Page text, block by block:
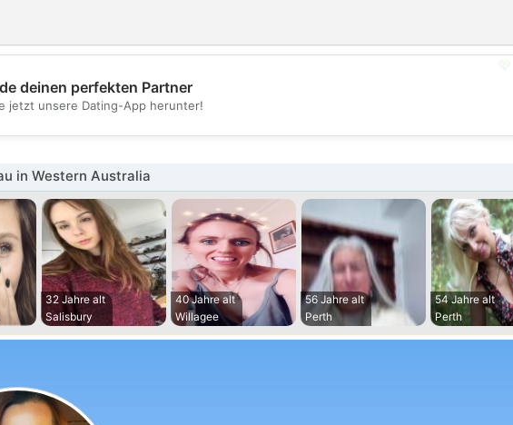
💕
deinen perfekten Partner
jetzt unsere Dating-App herunter!
in Western Australia
32 Jahre alt
Salisbury
40 Jahre alt
Willagee
56 Jahre alt
Perth
54 Jahre alt
Perth